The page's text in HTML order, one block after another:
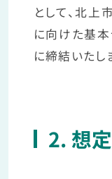
として、北
に向けた基
に締結いたし
2. 想